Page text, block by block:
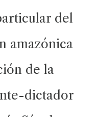
del
amazónica
de la
dictador